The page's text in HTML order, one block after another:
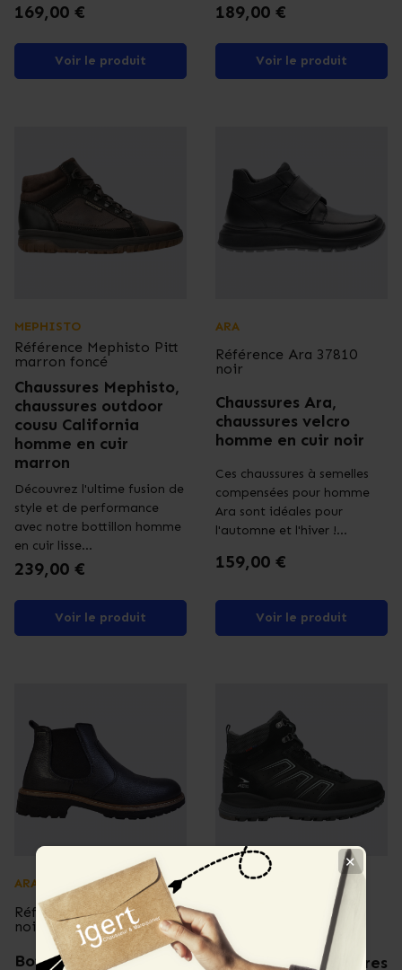
Prix
169,00 €
Voir le produit
Prix
189,00 €
Voir le produit
MEPHISTO
Référence Mephisto Pitt
marron foncé
Chaussures Mephisto,
chaussures outdoor
cousu California
homme en cuir
marron
Découvrez l'ultime fusion de
style et de performance
avec notre bottillon homme
en cuir lisse...
Prix
239,00 €
Voir le produit
ARA
Référence Ara 37810
noir
Chaussures Ara,
chaussures velcro
homme en cuir noir
Ces chaussures à semelles
compensées pour homme
Ara sont idéales pour
l'automne et l'hiver !...
Prix
159,00 €
Voir le produit
ARA
Référence Ara 24715
noir
Bottines Ara, bottines
ALLROUNDER
Allrounder
Ranus Tex Noir
Chaussures
Allrounder, chaussures
✕